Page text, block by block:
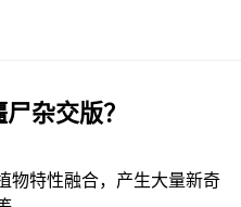
杂交版？
物特性融合，产生大量新奇